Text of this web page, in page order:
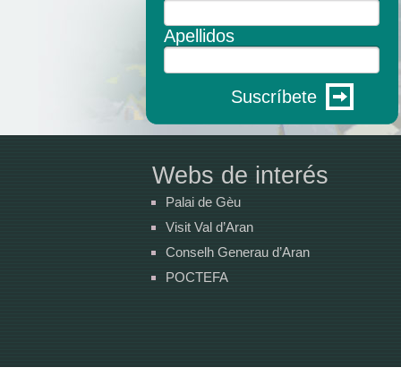
Apellidos
Suscríbete
Webs de interés
Palai de Gèu
Visit Val d’Aran
Conselh Generau d’Aran
POCTEFA